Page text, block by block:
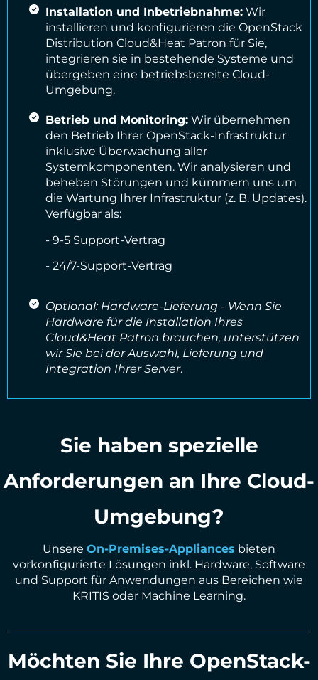
Installation und Inbetriebnahme:Wir
installieren und konfigurieren die OpenStack
Distribution Cloud&Heat Patron für Sie,
integrieren sie in bestehende Systeme und
übergeben eine betriebsbereite Cloud-
Umgebung.
Betrieb und Monitoring:Wir übernehmen
den Betrieb Ihrer OpenStack-Infrastruktur
inklusive Überwachung aller
Systemkomponenten. Wir analysieren und
beheben Störungen und kümmern uns um
die Wartung Ihrer Infrastruktur (z. B. Updates).
Verfügbar als:
- 9-5 Support-Vertrag
- 24/7-Support-Vertrag
Optional: Hardware-Lieferung - Wenn Sie
Hardware für die Installation Ihres
Cloud&Heat Patron brauchen, unterstützen
wir Sie bei der Auswahl, Lieferung und
Integration Ihrer Server.
Sie haben spezielle
Anforderungen an Ihre Cloud-
Umgebung?
Unsere On-Premises-Appliances bieten
vorkonfigurierte Lösungen inkl. Hardware, Software
und Support für Anwendungen aus Bereichen wie
KRITIS oder Machine Learning.
Möchten Sie Ihre OpenStack-